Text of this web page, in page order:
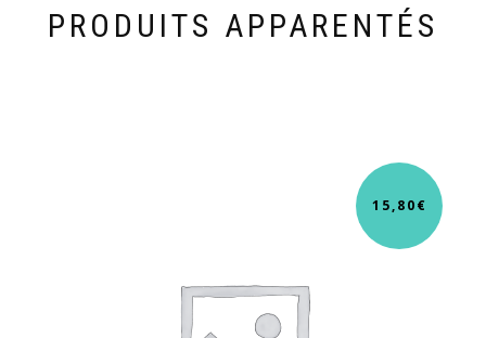
PRODUITS APPARENTÉS
15,80€